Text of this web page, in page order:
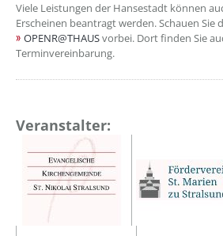
Viele Leistungen der Hansestadt können
Erscheinen beantragt werden. Schauen Sie
OPENR@THAUSvorbei. Dort finden Sie
Terminvereinbarung.
Veranstalter: